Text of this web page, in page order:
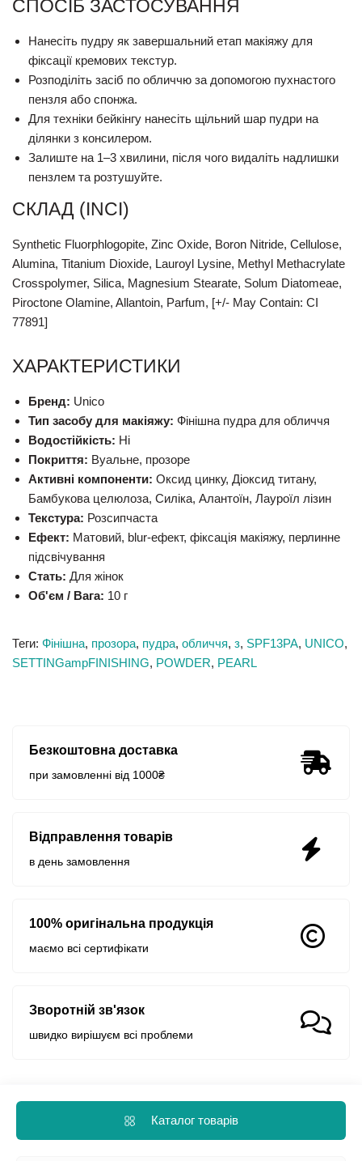
СПОСІБ ЗАСТОСУВАННЯ
Нанесіть пудру як завершальний етап макіяжу для
фіксації кремових текстур.
Розподіліть засіб по обличчю за допомогою пухнастого
пензля або спонжа.
Для техніки бейкінгу нанесіть щільний шар пудри на
ділянки з консилером.
Залиште на 1–3 хвилини, після чого видаліть надлишки
пензлем та розтушуйте.
СКЛАД (INCI)
Synthetic Fluorphlogopite, Zinc Oxide, Boron Nitride, Cellulose,
Alumina, Titanium Dioxide, Lauroyl Lysine, Methyl Methacrylate
Crosspolymer, Silica, Magnesium Stearate, Solum Diatomeae,
Piroctone Olamine, Allantoin, Parfum, [+/- May Contain: CI
77891]
ХАРАКТЕРИСТИКИ
Бренд: Unico
Тип засобу для макіяжу: Фінішна пудра для обличчя
Водостійкість: Ні
Покриття: Вуальне, прозоре
Активні компоненти: Оксид цинку, Діоксид титану,
Бамбукова целюлоза, Силіка, Алантоїн, Лауроїл лізин
Текстура: Розсипчаста
Ефект: Матовий, blur-ефект, фіксація макіяжу, перлинне
підсвічування
Стать: Для жінок
Об'єм / Вага: 10 г
Теги: Фінішна, прозора, пудра, обличчя, з, SPF13PA, UNICO,
SETTINGampFINISHING, POWDER, PEARL
Безкоштовна доставка
при замовленні від 1000₴
Відправлення товарів
в день замовлення
100% оригінальна продукція
маємо всі сертифікати
Зворотній зв'язок
швидко вирішуєм всі проблеми
Каталог товарів